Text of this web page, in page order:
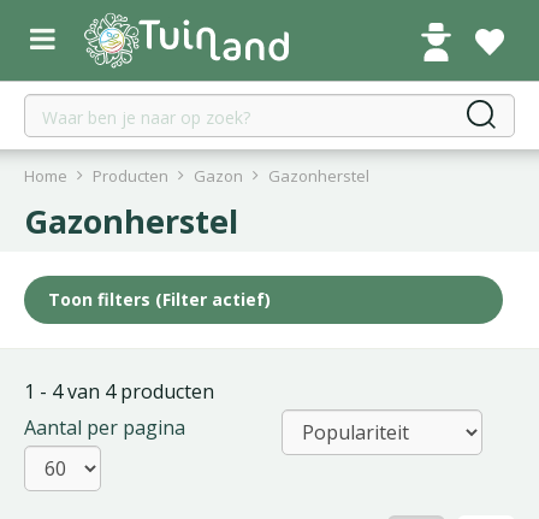
r
Home Producten Gazon Gazonherstel
Gazonherstel
Toon filters (Filter actief)
1 - 4 van 4 producten
Aantal per pagina